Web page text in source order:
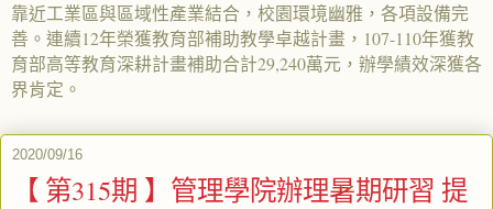
靠近工業區與區域性產業結合，校園環境幽雅，各項設備完
善。連續12年榮獲教育部補助教學卓越計畫，107-110年獲教
育部高等教育深耕計畫補助合計29,240萬元，辦學績效深獲各
界肯定。
2020/09/16
【 第315期 】管理學院辦理暑期研習 提